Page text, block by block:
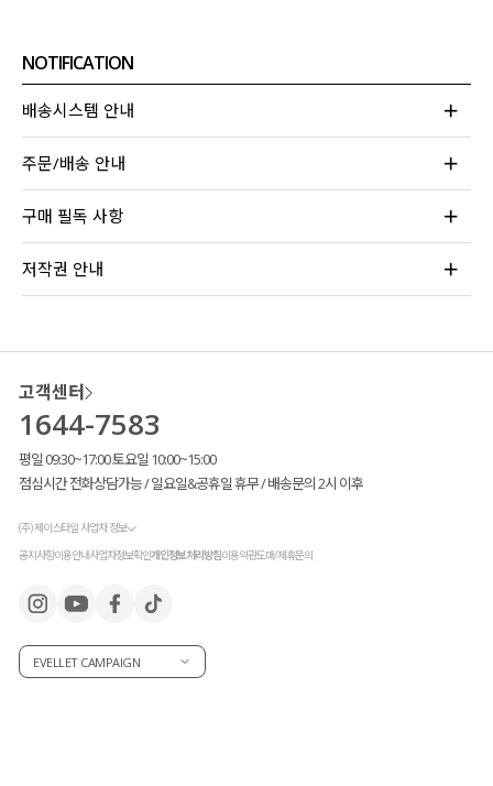
NOTIFICATION
배송시스템 안내
주문/배송 안내
구매 필독 사항
저작권 안내
고객센터
1644-7583
평일 09:30~17:00 토요일 10:00~15:00
점심시간 전화상담가능 / 일요일&공휴일 휴무 / 배송문의 2시 이후
(주) 제이스타일 사업자 정보
공지사항이용안내사업자정보확인개인정보처리방침이용약관도매/제휴문의
EVELLET CAMPAIGN